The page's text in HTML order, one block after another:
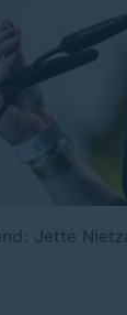
Jette